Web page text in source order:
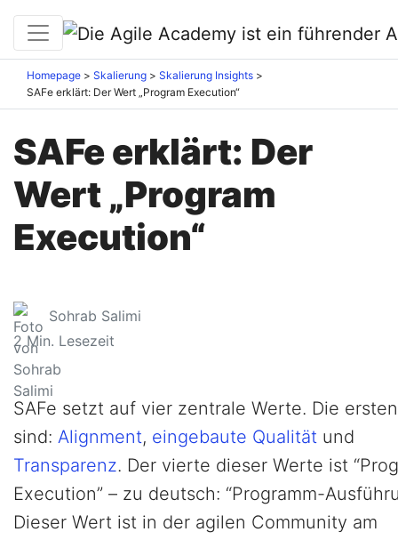
Homepage Skalierung
Skalierung Insights
SAFe erklärt: Der Wert „Program Execution“
SAFe erklärt: Der
Wert „Program
Execution“
Sohrab Salimi
2Min. Lesezeit
SAFe setzt auf vier zentrale Werte. Die
sind: Alignment, eingebaute Qualität und
Transparenz. Der vierte dieser Werte ist
Execution” – zu deutsch: “Programm-
Dieser Wert ist in der agilen Community am